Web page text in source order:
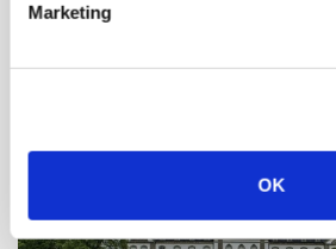
Marketing
OK